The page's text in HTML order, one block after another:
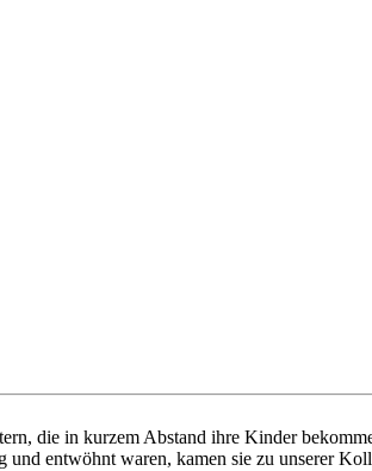
die in kurzem Abstand ihre Kinder
entwöhnt waren, kamen sie zu unserer